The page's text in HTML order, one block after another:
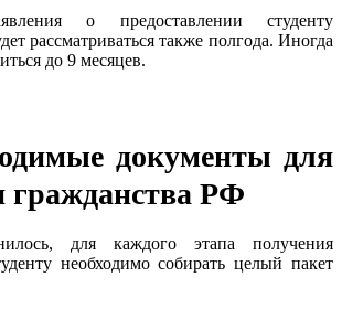
о предоставлении студенту
рассматриваться также полгода. Иногда
до 9 месяцев.
документы для
гражданства РФ
для каждого этапа получения
необходимо собирать целый пакет